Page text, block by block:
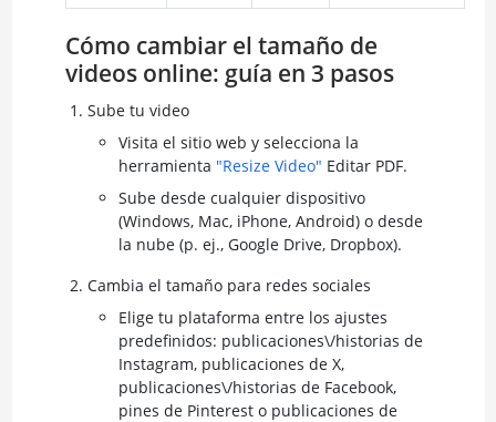
Cómo cambiar el tamaño de
videos online: guía en 3 pasos
Sube tu video
Visita el sitio web y selecciona la
herramienta "Resize Video" Editar PDF.
Sube desde cualquier dispositivo
(Windows, Mac, iPhone, Android) o desde
la nube (p. ej., Google Drive, Dropbox).
Cambia el tamaño para redes sociales
Elige tu plataforma entre los ajustes
predefinidos: publicaciones\/historias de
Instagram, publicaciones de X,
publicaciones\/historias de Facebook,
pines de Pinterest o publicaciones de